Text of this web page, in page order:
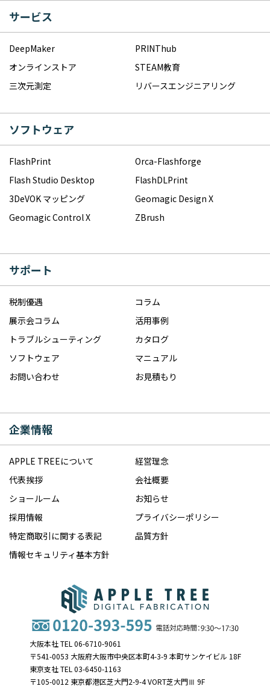
サービス
DeepMaker
PRINThub
オンラインストア
STEAM教育
三次元測定
リバースエンジニアリング
ソフトウェア
FlashPrint
Orca-Flashforge
Flash Studio Desktop
FlashDLPrint
3DeVOK マッピング
Geomagic Design X
Geomagic Control X
ZBrush
サポート
税制優遇
コラム
展示会コラム
活用事例
トラブルシューティング
カタログ
ソフトウェア
マニュアル
お問い合わせ
お見積もり
企業情報
APPLE TREEについて
経営理念
代表挨拶
会社概要
ショールーム
お知らせ
採用情報
プライバシーポリシー
特定商取引に関する表記
品質方針
情報セキュリティ基本方針
大阪本社 TEL 06-6710-9061
〒541-0053 大阪府大阪市中央区本町4-3-9 本町サンケイビル 18F
東京支社 TEL 03-6450-1163
〒105-0012 東京都港区芝大門2-9-4 VORT芝大門Ⅲ 9F